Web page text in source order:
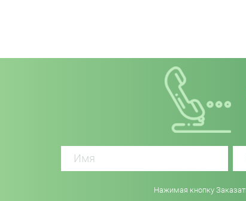
Нажимая кнопку